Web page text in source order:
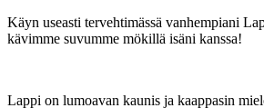
Käyn useasti tervehtimässä vanhempiani
kävimme suvumme mökillä isäni kanssa!
Lappi on lumoavan kaunis ja kaappasin